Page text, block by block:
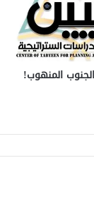
المنهوب!